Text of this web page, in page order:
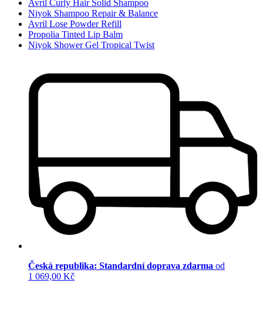
Avril Curly Hair Solid Shampoo
Niyok Shampoo Repair & Balance
Avril Lose Powder Refill
Propolia Tinted Lip Balm
Niyok Shower Gel Tropical Twist
Česká republika: Standardní doprava zdarma od
1 069,00 Kč